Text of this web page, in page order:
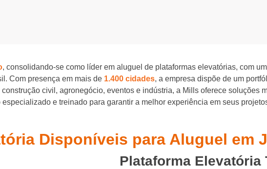
, consolidando-se como líder em aluguel de plataformas elevatórias, com
Com presença em mais de 1.400 cidades, a empresa dispõe de um
civil, agronegócio, eventos e indústria, a Mills oferece soluções
e treinado para garantir a melhor experiência em seus
Disponíveis para Aluguel em
Plataforma Elevatória